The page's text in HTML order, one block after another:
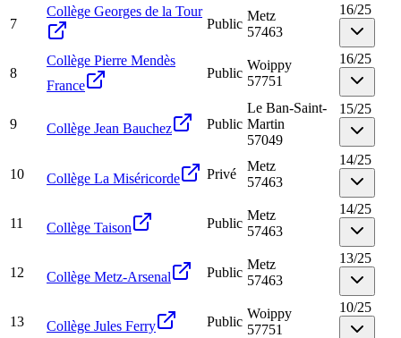
7
Collège Georges de la Tour
Public
Metz
57463
16/25
8
Collège Pierre Mendès
France
Public
Woippy
57751
16/25
9 Collège Jean Bauchez Public
Le Ban-Saint-
Martin
57049
15/25
10 Collège La Miséricorde Privé
Metz
57463
14/25
11 Collège Taison Public
Metz
57463
14/25
12 Collège Metz-Arsenal Public
Metz
57463
13/25
13 Collège Jules Ferry Public
Woippy
57751
10/25